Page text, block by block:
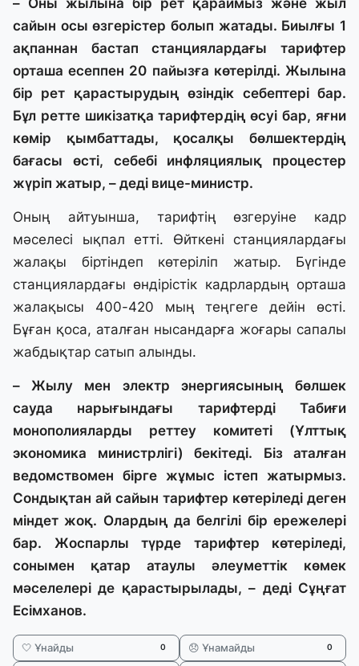
– Оны жылына бір рет қараймыз және жыл
сайын осы өзгерістер болып жатады. Биылғы 1
ақпаннан бастап станциялардағы тарифтер
орташа есеппен 20 пайызға көтерілді. Жылына
бір рет қарастырудың өзіндік себептері бар.
Бұл ретте шикізатқа тарифтердің өсуі бар, яғни
көмір қымбаттады, қосалқы бөлшектердің
бағасы өсті, себебі инфляциялық процестер
жүріп жатыр, – деді вице-министр.
Оның айтуынша, тарифтің өзгеруіне кадр
мәселесі ықпал етті. Өйткені станциялардағы
жалақы біртіндеп көтеріліп жатыр. Бүгінде
станциялардағы өндірістік кадрлардың орташа
жалақысы 400-420 мың теңгеге дейін өсті.
Бұған қоса, аталған нысандарға жоғары сапалы
жабдықтар сатып алынды.
– Жылу мен электр энергиясының бөлшек
сауда нарығындағы тарифтерді Табиғи
монополияларды реттеу комитеті (Ұлттық
экономика министрлігі) бекітеді. Біз аталған
ведомствомен бірге жұмыс істеп жатырмыз.
Сондықтан ай сайын тарифтер көтеріледі деген
міндет жоқ. Олардың да белгілі бір ережелері
бар. Жоспарлы түрде тарифтер көтеріледі,
сонымен қатар атаулы әлеуметтік көмек
мәселелері де қарастырылады, – деді Сұңғат
Есімханов.
🤍 Ұнайды 0 😞 Ұнамайды 0